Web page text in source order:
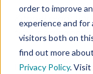
order to improve
experience and for
visitors both on
find out more
Privacy Policy. Visit
Koppel
time
Dataplan